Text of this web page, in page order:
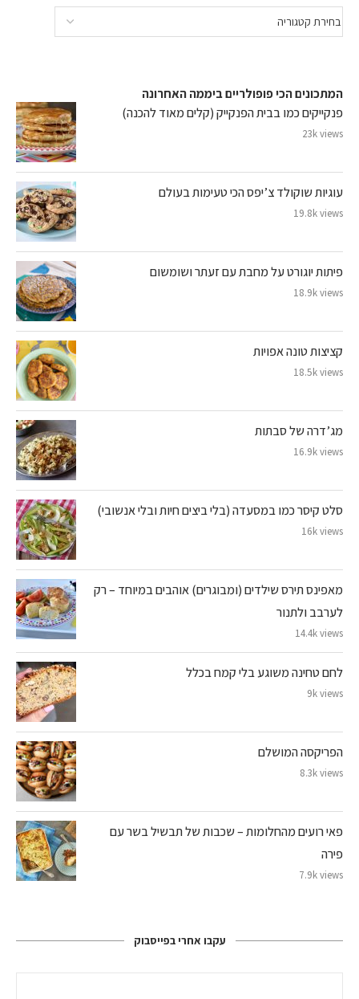
המתכונים הכי פופולריים ביממה האחרונה
פנקייקים כמו בבית הפנקייק (קלים מאוד להכנה)
23k views
עוגיות שוקולד צ’יפס הכי טעימות בעולם
19.8k views
פיתות יוגורט על מחבת עם זעתר ושומשום
18.9k views
קציצות טונה אפויות
18.5k views
מג’דרה של סבתות
16.9k views
סלט קיסר כמו במסעדה (בלי ביצים חיות ובלי אנשובי)
16k views
מאפינס תירס שילדים (ומבוגרים) אוהבים במיוחד – רק
לערבב ולתנור
14.4k views
לחם טחינה משוגע בלי קמח בכלל
9k views
הפריקסה המושלם
8.3k views
פאי רועים מהחלומות – שכבות של תבשיל בשר עם
פירה
7.9k views
עקבו אחרי בפייסבוק